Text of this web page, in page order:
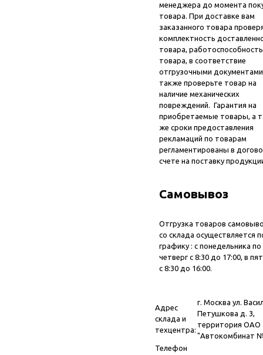
менеджера до момента
товара. При доставке вам
заказанного товара
комплектность
товара, работоспособность
товара, в соответствие
отгрузочными
также проверьте товар на
наличие механических
повреждений. Гарантия на
приобретаемые товары, а
же сроки предоставления
рекламаций по товарам
регламентированы в
счете на поставку
Самовывоз
Отгрузка товаров
со склада осуществляется
графику : с понедельника по
четверг с 8:30 до 17:00, в
с 8:30 до 16:00.
Адрес
склада и
техцентра:
г. Москва ул.
Петушкова д. 3,
территория ОАО
"Автокомбинат
Телефон